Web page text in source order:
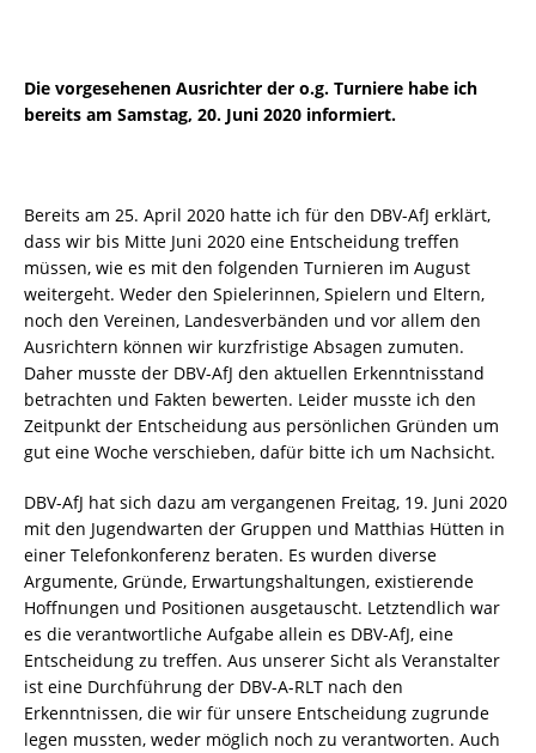
Die vorgesehenen Ausrichter der o.g. Turniere habe ich
bereits am Samstag, 20. Juni 2020 informiert.
Bereits am 25. April 2020 hatte ich für den DBV-AfJ erklärt,
dass wir bis Mitte Juni 2020 eine Entscheidung treffen
müssen, wie es mit den folgenden Turnieren im August
weitergeht. Weder den Spielerinnen, Spielern und Eltern,
noch den Vereinen, Landesverbänden und vor allem den
Ausrichtern können wir kurzfristige Absagen zumuten.
Daher musste der DBV-AfJ den aktuellen Erkenntnisstand
betrachten und Fakten bewerten. Leider musste ich den
Zeitpunkt der Entscheidung aus persönlichen Gründen um
gut eine Woche verschieben, dafür bitte ich um Nachsicht.
DBV-AfJ hat sich dazu am vergangenen Freitag, 19. Juni 2020
mit den Jugendwarten der Gruppen und Matthias Hütten in
einer Telefonkonferenz beraten. Es wurden diverse
Argumente, Gründe, Erwartungshaltungen, existierende
Hoffnungen und Positionen ausgetauscht. Letztendlich war
es die verantwortliche Aufgabe allein es DBV-AfJ, eine
Entscheidung zu treffen. Aus unserer Sicht als Veranstalter
ist eine Durchführung der DBV-A-RLT nach den
Erkenntnissen, die wir für unsere Entscheidung zugrunde
legen mussten, weder möglich noch zu verantworten. Auch